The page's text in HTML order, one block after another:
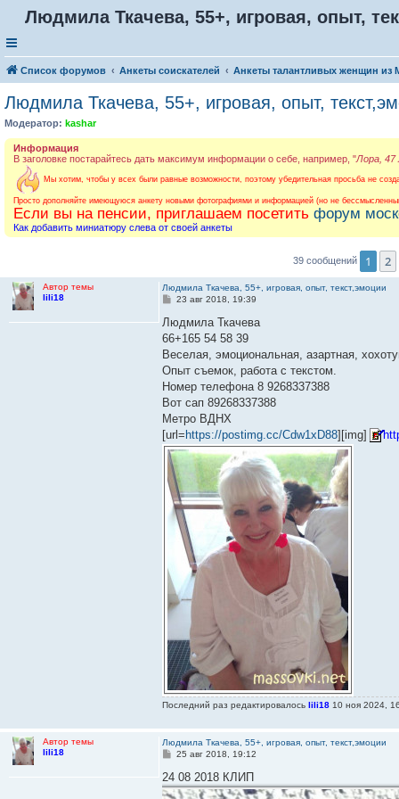
Людмила Ткачева, 55+, игровая, опыт,
Список форумов Анкеты соискателей Анкеты талантливых женщин из
Людмила Ткачева, 55+, игровая, опыт,
Модератор: kashar
Информация
В заголовке постарайтесь дать максимум информации о себе, например, "Лора, 47
Мы хотим, чтобы у всех были равные возможности, поэтому убедительная просьба не
Просто дополняйте имеющуюся анкету новыми фотографиями и информацией (но не
Если вы на пенсии, приглашаем посетить форум
Как добавить миниатюру слева от своей анкеты
39 сообщений 1 2
Автор темы
lili18
Людмила Ткачева, 55+, игровая, опыт, текст,эмоции
С
о
щ
е
и
е
23 авг 2018, 19:39
Людмила Ткачева
66+165 54 58 39
Веселая, эмоциональная, азартная,
Опыт съемок, работа с текстом.
Номер телефона 8 9268337388
Вот сап 89268337388
Метро ВДНХ
[url= https://postimg.cc/Cdw1xD88][img]
Последний раз редактировалосьlili18 10 ноя 2024,
Автор темы
lili18
Людмила Ткачева, 55+, игровая, опыт, текст,эмоции
С
о
б
щ
25 авг 2018, 19:12
24 08 2018 КЛИП